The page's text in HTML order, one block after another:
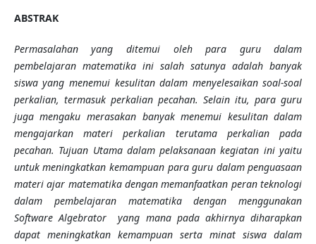
ABSTRAK
Permasalahan yang ditemui oleh para guru dalam
pembelajaran matematika ini salah satunya adalah banyak
siswa yang menemui kesulitan dalam menyelesaikan soal-soal
perkalian, termasuk perkalian pecahan.Selain itu, para guru
juga mengaku merasakan banyak menemui kesulitan dalam
mengajarkan materi perkalian terutama perkalian pada
pecahan. Tujuan Utama dalam pelaksanaan kegiatan ini yaitu
untuk meningkatkan kemampuan para guru dalam penguasaan
materi ajar matematika dengan memanfaatkan peran teknologi
dalam pembelajaran matematika dengan menggunakan
Software Algebrator yang mana pada akhirnya diharapkan
dapat meningkatkan kemampuan serta minat siswa dalam